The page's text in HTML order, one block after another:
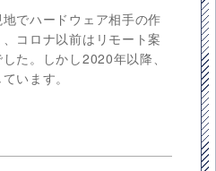
でハードウェア相手の作
コロナ以前はリモート案
た。しかし2020年以降、
います。